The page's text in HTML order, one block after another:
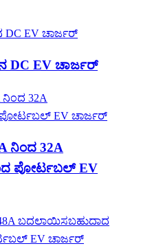
DC EV ಚಾರ್ಜರ್
ನಿಂದ 32A
ಪೋರ್ಟಬಲ್ EV